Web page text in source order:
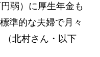
弱）に厚生年金も
準的な夫婦で月々
北村さん・以下